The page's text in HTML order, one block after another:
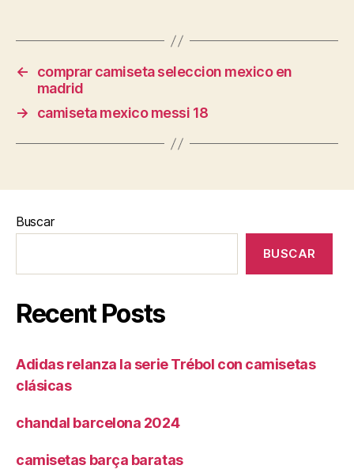
←
comprar camiseta seleccion mexico en
madrid
→
camiseta mexico messi 18
Buscar
BUSCAR
Recent Posts
Adidas relanza la serie Trébol con camisetas
clásicas
chandal barcelona 2024
camisetas barça baratas